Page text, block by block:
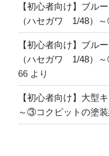
【初心者向け】ブル
（ハセガワ 1/48）
【初心者向け】ブル
（ハセガワ 1/48）
66 より
【初心者向け】大
～③コクピットの塗装